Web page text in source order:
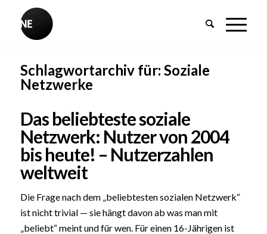
Schlagwortarchiv für: Soziale
Netzwerke
Das beliebteste soziale
Netzwerk: Nutzer von 2004
bis heute! – Nutzerzahlen
weltweit
Die Frage nach dem „beliebtesten sozialen Netzwerk“
ist nicht trivial — sie hängt davon ab was man mit
„beliebt“ meint und für wen. Für einen 16-Jährigen ist